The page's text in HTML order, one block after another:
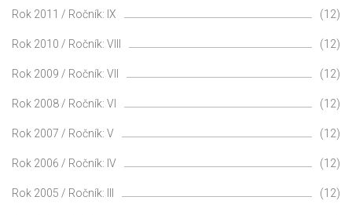
Rok 2011 / Ročník: IX (12)
Rok 2010 / Ročník: VIII (12)
Rok 2009 / Ročník: VII (12)
Rok 2008 / Ročník: VI (12)
Rok 2007 / Ročník: V (12)
Rok 2006 / Ročník: IV (12)
Rok 2005 / Ročník: III (12)